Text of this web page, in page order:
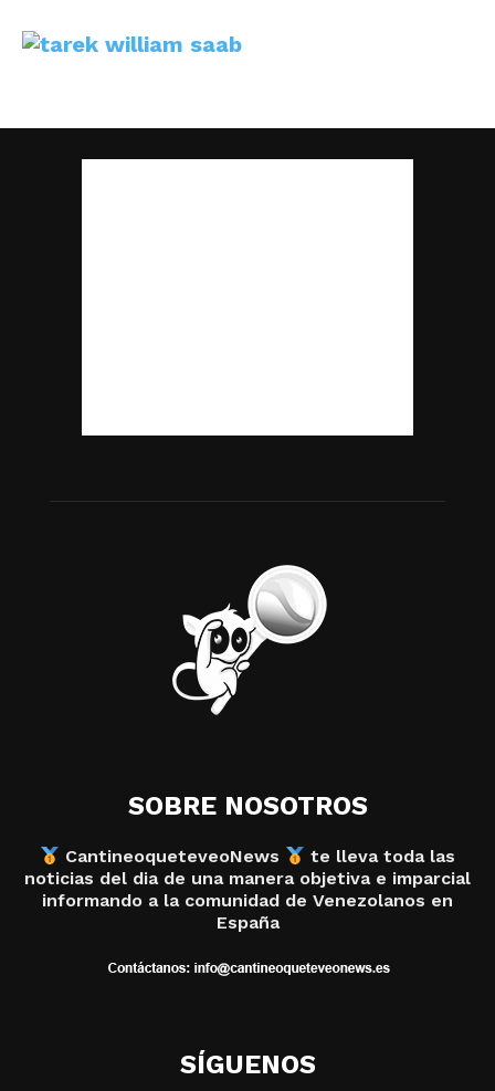
SOBRE NOSOTROS
CantineoqueteveoNews
te lleva toda las
noticias del dia de una manera objetiva e imparcial
informando a la comunidad de Venezolanos en
España
SÍGUENOS